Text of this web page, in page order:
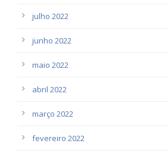
julho 2022
junho 2022
maio 2022
abril 2022
março 2022
fevereiro 2022